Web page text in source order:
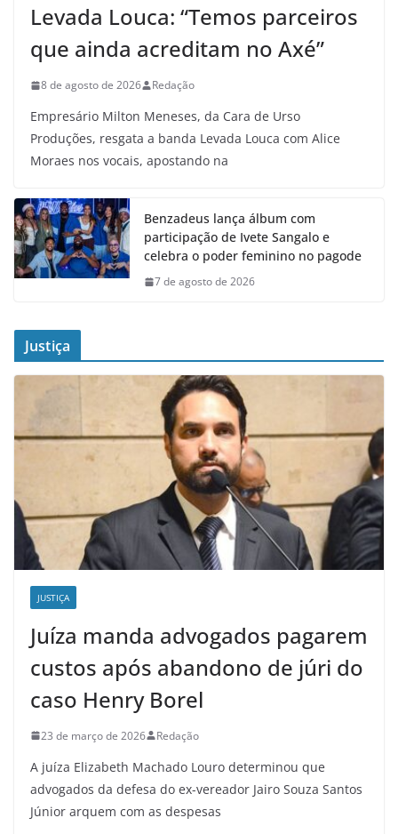
Levada Louca: “Temos parceiros
que ainda acreditam no Axé”
8 de agosto de 2026 Redação
Empresário Milton Meneses, da Cara de Urso
Produções, resgata a banda Levada Louca com Alice
Moraes nos vocais, apostando na
Benzadeus lança álbum com
participação de Ivete Sangalo e
celebra o poder feminino no pagode
7 de agosto de 2026
Justiça
JUSTIÇA
Juíza manda advogados pagarem
custos após abandono de júri do
caso Henry Borel
23 de março de 2026 Redação
A juíza Elizabeth Machado Louro determinou que
advogados da defesa do ex-vereador Jairo Souza Santos
Júnior arquem com as despesas